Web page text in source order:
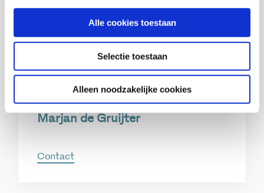
Alle cookies toestaan
Selectie toestaan
Alleen noodzakelijke cookies
Marjan de Gruijter
Contact